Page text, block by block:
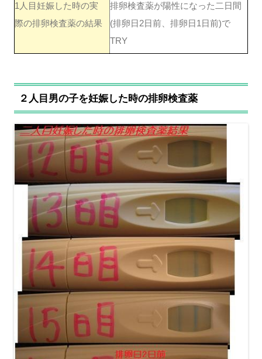
1人目妊娠した時の実
際の排卵検査薬の結果
排卵検査薬が陽性になった二日間
(排卵日2日前、排卵日1日前)で
TRY
２人目男の子を妊娠した時の排卵検査薬